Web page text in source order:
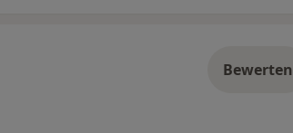
Bewerten